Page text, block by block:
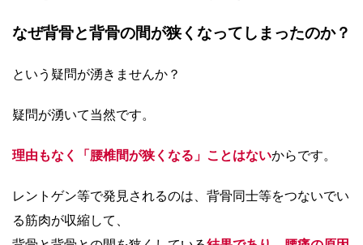
なぜ背骨と背骨の間が狭くなってしまったのか？
という疑問が湧きませんか？
疑問が湧いて当然です。
理由もなく「腰椎間が狭くなる」ことはないからです。
レントゲン等で発見されるのは、背骨同士等をつないでい
る筋肉が収縮して、